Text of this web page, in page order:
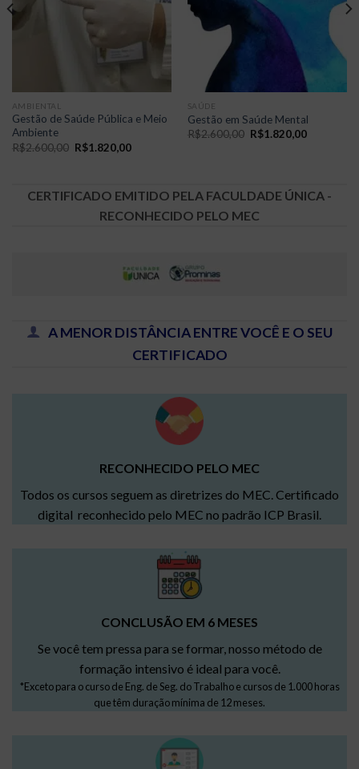
AMBIENTAL
Gestão de Saúde Pública e Meio
Ambiente
R$2.600,00 O
R$1.820,00O
SAÚDE
Gestão em Saúde Mental
R$2.600,00 O
R$1.820,00O
CERTIFICADO EMITIDO PELA FACULDADE ÚNICA -
RECONHECIDO PELO MEC
A MENOR DISTÂNCIA ENTRE VOCÊ E O SEU
CERTIFICADO
RECONHECIDO PELO MEC
Todos os cursos seguem as diretrizes do MEC. Certificado
digital reconhecido pelo MEC no padrão ICP Brasil.
CONCLUSÃO EM 6 MESES
Se você tem pressa para se formar, nosso método de
formação intensivo é ideal para você.
*Exceto para o curso de Eng. de Seg. do Trabalho e cursos de 1.000 horas
que têm duração mínima de 12 meses.